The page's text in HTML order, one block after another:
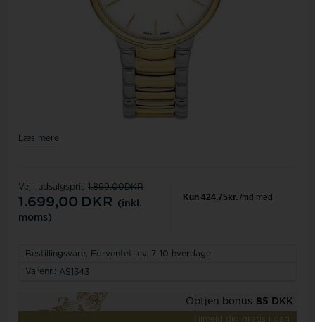
Læs mere
Vejl. udsalgspris 1.899,00DKR
1.699,00 DKR
(inkl.
moms)
Bestillingsvare, Forventet lev. 7-10 hverdage
Varenr.: AS1343
Optjen bonus 85 DKK
Tilmeld dig gratis i dag